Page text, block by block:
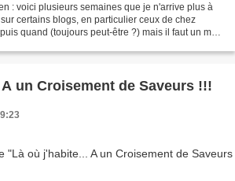
: voici plusieurs semaines que je n'arrive plus à
certains blogs, en particulier ceux de chez
quand (toujours peut-être ?) mais il faut un mot
un Croisement de Saveurs !!!